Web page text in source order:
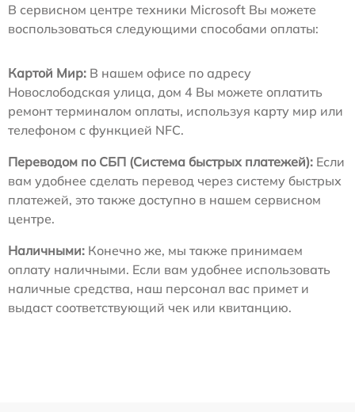
В сервисном центре техники Microsoft Вы можете
воспользоваться следующими способами оплаты:
Картой Мир: В нашем офисе по адресу
Новослободская улица, дом 4 Вы можете оплатить
ремонт терминалом оплаты, используя карту мир или
телефоном с функцией NFC.
Переводом по СБП (Система быстрых платежей): Если
вам удобнее сделать перевод через систему быстрых
платежей, это также доступно в нашем сервисном
центре.
Наличными: Конечно же, мы также принимаем
оплату наличными. Если вам удобнее использовать
наличные средства, наш персонал вас примет и
выдаст соответствующий чек или квитанцию.